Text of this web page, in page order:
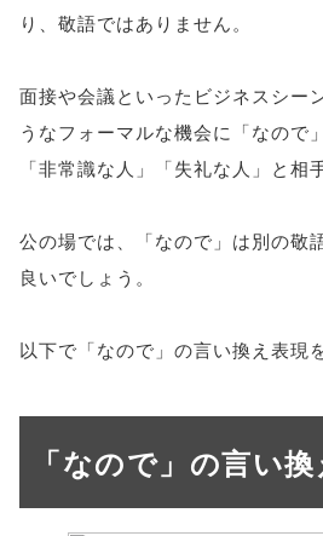
り、敬語ではありません。
面接や会議といったビジネスシー
うなフォーマルな機会に「なので
「非常識な人」「失礼な人」と相
公の場では、「なので」は別の敬
良いでしょう。
以下で「なので」の言い換え表現
「なので」の言い